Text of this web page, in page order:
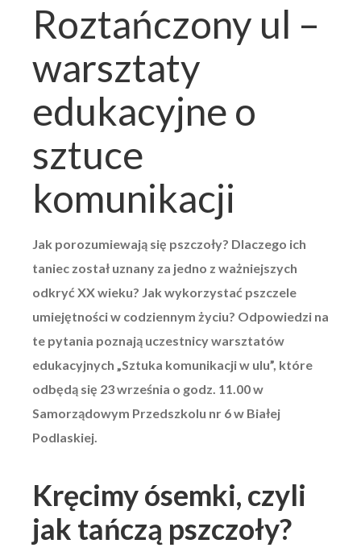
Roztańczony ul –
warsztaty
edukacyjne o
sztuce
komunikacji
Jak porozumiewają się pszczoły? Dlaczego ich
taniec został uznany za jedno z ważniejszych
odkryć XX wieku? Jak wykorzystać pszczele
umiejętności w codziennym życiu? Odpowiedzi na
te pytania poznają uczestnicy warsztatów
edukacyjnych „Sztuka komunikacji w ulu”, które
odbędą się 23 września o godz. 11.00 w
Samorządowym Przedszkolu nr 6 w Białej
Podlaskiej.
Kręcimy ósemki, czyli
jak tańczą pszczoły?